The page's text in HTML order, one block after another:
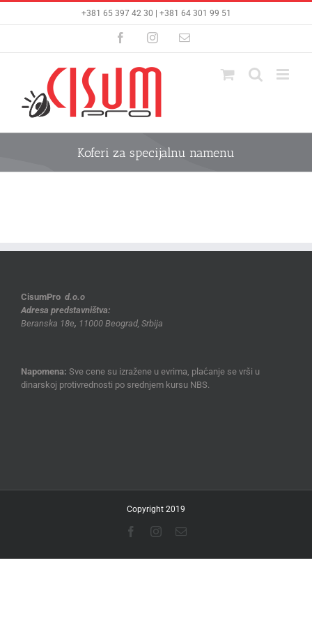
+381 65 397 42 30 | +381 64 301 99 51
FacebookInstagramEmail
Koferi za specijalnu namenu
CisumPro d.o.o
Adresa predstavništva:
Beranska 18e, 11000 Beograd, Srbija
Napomena: Sve cene su izražene u evrima, plaćanje se vrši u
dinarskoj protivrednosti po srednjem kursu NBS.
Copyright 2019
FacebookInstagram
Email